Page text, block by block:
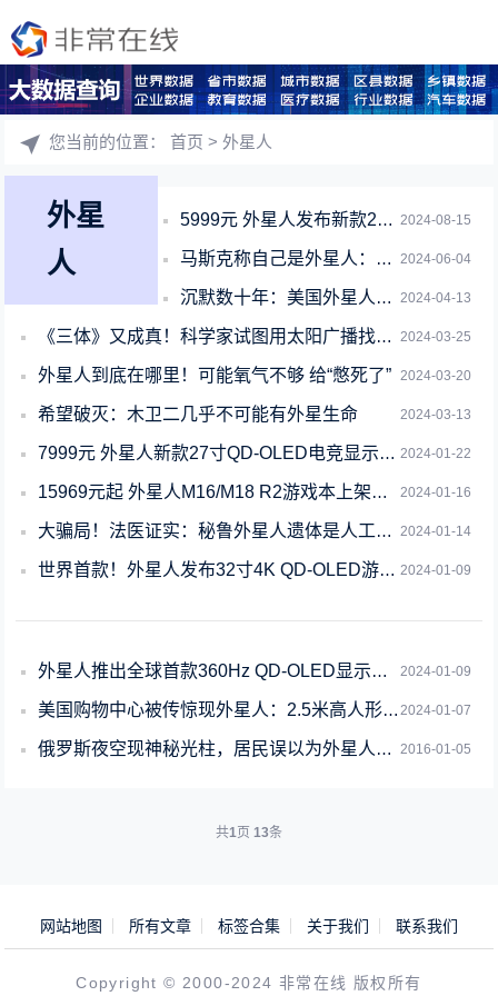
您当前的位置：首页 > 外星人
外星
人
2024-08-15
5999元 外星人发布新款27寸显示器：支持4K 180Hz/1080p 360
2024-06-04
马斯克称自己是外星人：但没有人相信我
2024-04-13
沉默数十年：美国外星人绑架案出现新证人 这些生物太先进了
2024-03-25
《三体》又成真！科学家试图用太阳广播找外星人
2024-03-20
外星人到底在哪里！可能氧气不够 给“憋死了”
2024-03-13
希望破灭：木卫二几乎不可能有外星生命
2024-01-22
7999元 外星人新款27寸QD-OLED电竞显示器上架：2K 360Hz屏
2024-01-16
15969元起 外星人M16/M18 R2游戏本上架：顶配i9-14900HX+
2024-01-14
大骗局！法医证实：秘鲁外星人遗体是人工合成人偶
2024-01-09
世界首款！外星人发布32寸4K QD-OLED游戏显示器：支持杜比视界HDR
2024-01-09
外星人推出全球首款360Hz QD-OLED显示器：1000尼特峰值亮度
2024-01-07
美国购物中心被传惊现外星人：2.5米高人形生物走动 现场视频曝光
2016-01-05
俄罗斯夜空现神秘光柱，居民误以为外星人入侵
共1页 13条
网站地图 所有文章 标签合集 关于我们 联系我们
Copyright © 2000-2024 非常在线 版权所有